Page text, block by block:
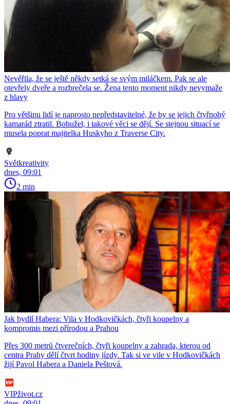
Nevěřila, že se ještě někdy setká se svým miláčkem. Pak se ale
otevřely dveře a rozbrečela se. Žena tento moment nikdy nevymaže
z hlavy
Pro většinu lidí je naprosto nepředstavitelné, že by se jejich čtyřnohý
kamarád ztratil. Bohužel, i takové věci se dějí. Se stejnou situací se
musela poprat majitelka Huskyho z Traverse City.
Světkreativity
dnes, 09:01
2 min
Jak bydlí Habera: Vila v Hodkovičkách, čtyři koupelny a
kompromis mezi přírodou a Prahou
Přes 300 metrů čtverečních, čtyři koupelny a zahrada, kterou od
centra Prahy dělí čtvrt hodiny jízdy. Tak si ve vile v Hodkovičkách
žijí Pavol Habera a Daniela Peštová.
VIPživot.cz